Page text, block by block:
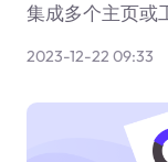
集成多个主页或
2023-12-22 09:33